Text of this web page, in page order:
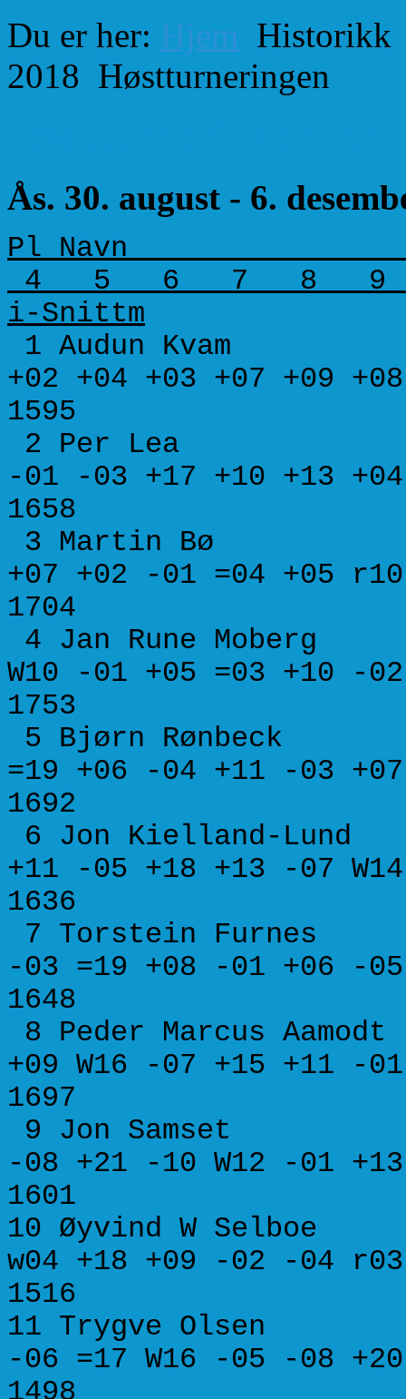
Du er her: Hjem Historikk
2018 Høstturneringen
Ås. 30. august - 6.
Pl Navn
4 5 6 7 8 9
i-Snittm
1 Audun Kvam
+02 +04 +03 +07
1595
2 Per Lea A
-01 -03 +17 +10
1658
3 Martin Bø A
+07 +02 -01 =04
1704
4 Jan Rune
W10 -01 +05 =03
1753
5 Bjørn Rønbeck
=19 +06 -04 +11 -
1692
6 Jon Kielland-
+11 -05 +18 +13 -
1636
7 Torstein Furnes
-03 =19 +08 -01
1648
8 Peder Marcus
+09 W16 -07 +15
1697
9 Jon Samset B
-08 +21 -10 W12 -
1601
10 Øyvind W
w04 +18 +09 -02 -
1516
11 Trygve Olsen
-06 =17 W16 -05 -
1498